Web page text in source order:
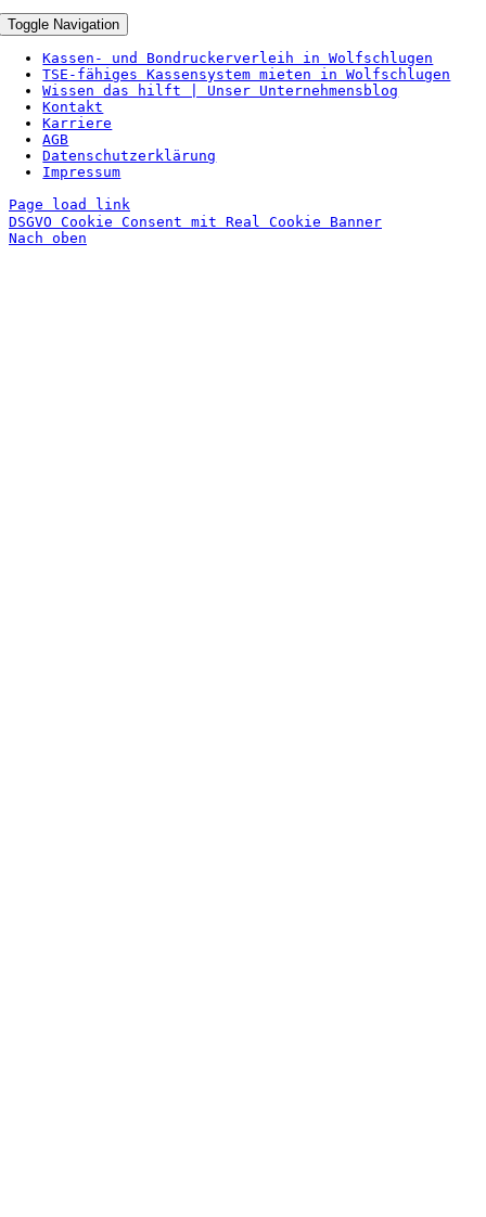
Toggle Navigation
Kassen- und Bondruckerverleih in Wolfschlugen
TSE‑fähiges Kassensystem mieten in Wolfschlugen
Wissen das hilft | Unser Unternehmensblog
Kontakt
Karriere
AGB
Datenschutzerklärung
Impressum
Page load link
DSGVO Cookie Consent mit Real Cookie Banner
Nach oben